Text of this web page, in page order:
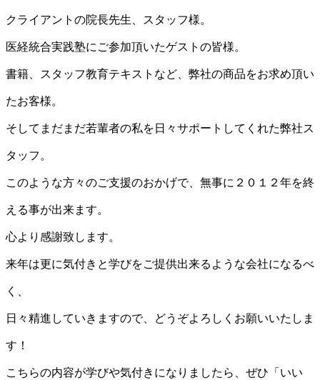
クライアントの院長先生、スタッフ様。
医経統合実践塾にご参加頂いたゲストの皆様。
書籍、スタッフ教育テキストなど、弊社の商品をお求め頂い
たお客様。
そしてまだまだ若輩者の私を日々サポートしてくれた弊社ス
タッフ。
このような方々のご支援のおかげで、無事に２０１２年を終
える事が出来ます。
心より感謝致します。
来年は更に気付きと学びをご提供出来るような会社になるべ
く、
日々精進していきますので、どうぞよろしくお願いいたしま
す！
こちらの内容が学びや気付きになりましたら、ぜひ「いい